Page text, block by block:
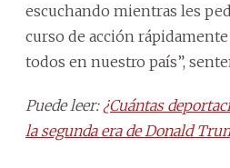
escuchando mientras les
curso de acción
todos en nuestro país”,
Puede leer: ¿Cuántas
la segunda era de Donald